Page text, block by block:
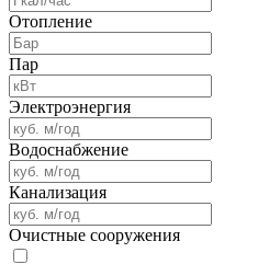
Отопление
Пар
Электроэнергия
Водоснабжение
Канализация
Очистные сооружения